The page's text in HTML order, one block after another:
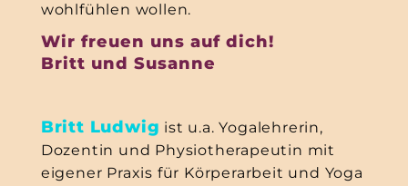
wohlfühlen wollen.
Wir freuen uns auf dich!
Britt und Susanne
Britt Ludwig ist u.a. Yogalehrerin,
Dozentin und Physiotherapeutin mit
eigener Praxis für Körperarbeit und Yoga